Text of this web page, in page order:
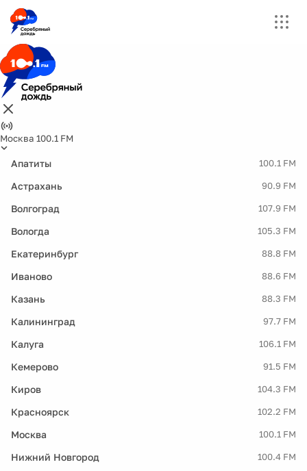
Москва 100.1 FM
Апатиты 100.1 FM
Астрахань 90.9 FM
Волгоград 107.9 FM
Вологда 105.3 FM
Екатеринбург 88.8 FM
Иваново 88.6 FM
Казань 88.3 FM
Калининград 97.7 FM
Калуга 106.1 FM
Кемерово 91.5 FM
Киров 104.3 FM
Красноярск 102.2 FM
Москва 100.1 FM
Нижний Новгород 100.4 FM